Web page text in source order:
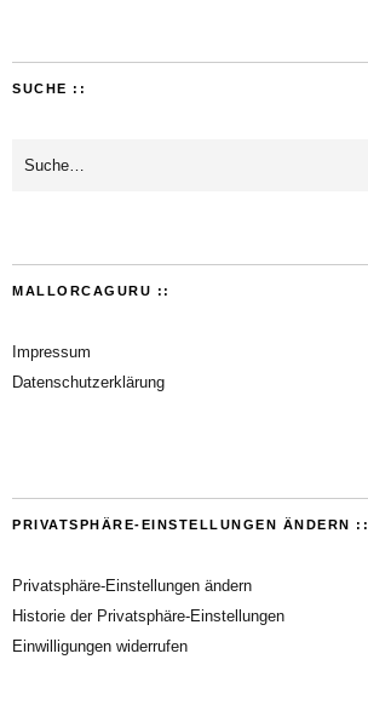
SUCHE ::
MALLORCAGURU ::
Impressum
Datenschutzerklärung
PRIVATSPHÄRE-EINSTELLUNGEN ÄNDERN ::
Privatsphäre-Einstellungen ändern
Historie der Privatsphäre-Einstellungen
Einwilligungen widerrufen